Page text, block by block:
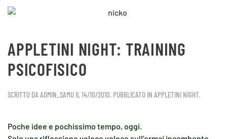
APPLETINI NIGHT: TRAINING
PSICOFISICO
SCRITTO DA ADMIN_SAMU IL14/10/2010. PUBBLICATO IN APPLETINI NIGHT.
Poche idee e pochissimo tempo, oggi.